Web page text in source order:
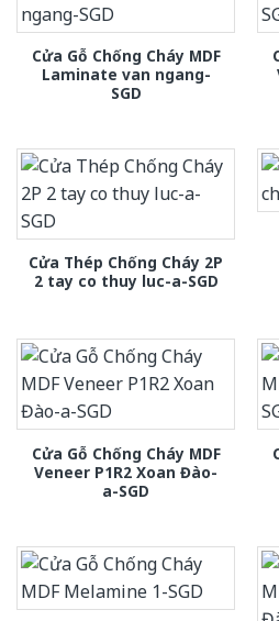
Cửa Gỗ Chống Cháy MDF
Laminate van ngang-
SGD
Cửa Thép Chống Cháy 2P
2 tay co thuy luc-a-SGD
Cửa Gỗ Chống Cháy MDF
Veneer P1R2 Xoan Đào-
a-SGD